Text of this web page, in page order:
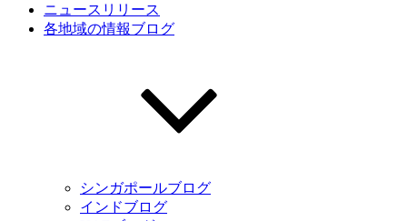
ニュースリリース
各地域の情報ブログ
シンガポールブログ
インドブログ